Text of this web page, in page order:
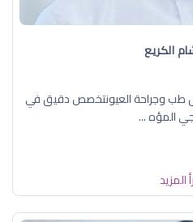
الكريع
طب وجراحة العيونتخصص دقيق في
المؤه ...
المزيد